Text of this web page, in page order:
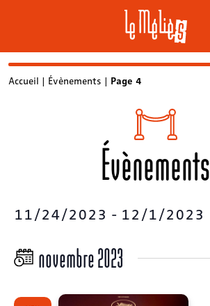
SkipAccueil | Évènements | Page 4
Évènements
11/24/2023 - 12/1/2023
une
date. novembre 2023